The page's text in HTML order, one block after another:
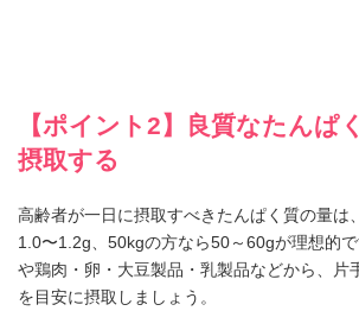
【ポイント2】良質なたんぱ
摂取する
高齢者が一日に摂取すべきたんぱく質の量は
1.0〜1.2g、50kgの方なら50～60gが理想的で
や鶏肉・卵・大豆製品・乳製品などから、片
を目安に摂取しましょう。